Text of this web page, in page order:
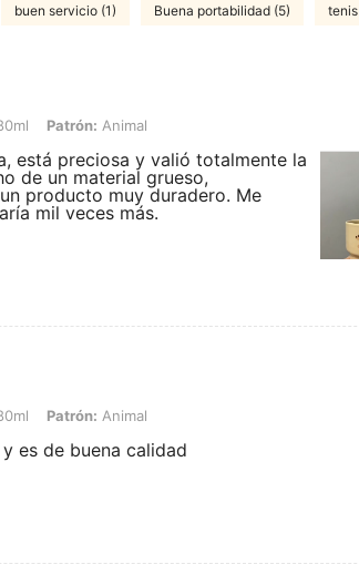
buen servicio (1) Buena portabilidad (5)
Animal
Patrón: Animal
está preciosa y valió totalmente la
de un material grueso,
producto muy duradero. Me
mil veces más.
Animal
Patrón: Animal
es de buena calidad